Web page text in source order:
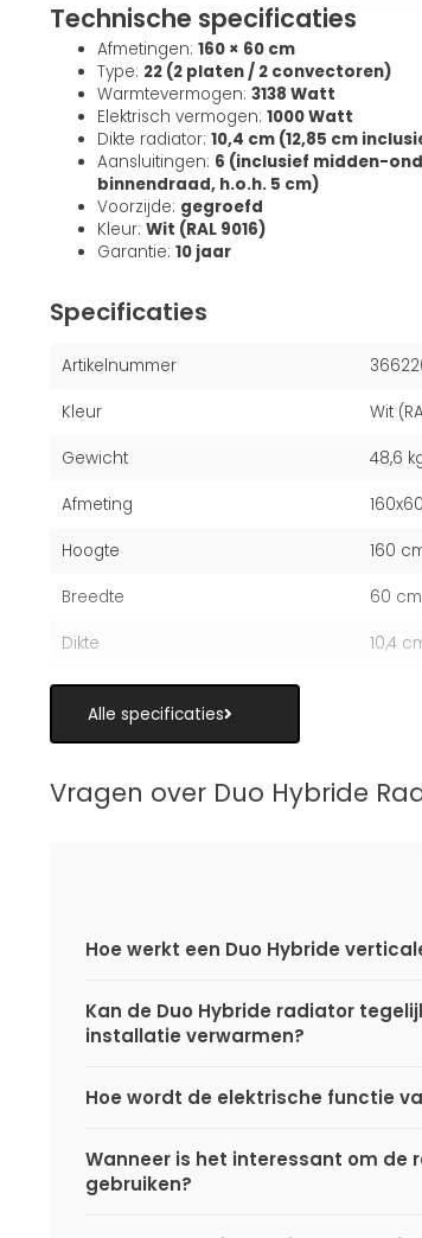
Technische specificaties
Afmetingen: 160 × 60 cm
Type: 22 (2 platen / 2 convectoren)
Warmtevermogen: 3138 Watt
Elektrisch vermogen: 1000 Watt
Dikte radiator: 10,4 cm (12,85 cm
Aansluitingen: 6 (inclusief midden-
binnendraad, h.o.h. 5 cm)
Voorzijde: gegroefd
Kleur: Wit (RAL 9016)
Garantie: 10 jaar
Specificaties
Artikelnummer
Kleur Wit
Gewicht 48,6
Afmeting
Hoogte 160
Breedte 60 cm
Dikte 10,4
Alle specificaties
Vragen over Duo Hybride
Hoe werkt een Duo Hybride
Kan de Duo Hybride radiator
installatie verwarmen?
Hoe wordt de elektrische functie
Wanneer is het interessant om de
gebruiken?